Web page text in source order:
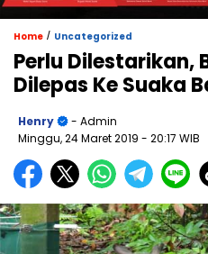
Home / Uncategorized
Perlu Dilestarikan,
Dilepas Ke Suaka
Henry
- Admin
Minggu, 24 Maret 2019 - 20:17 WIB